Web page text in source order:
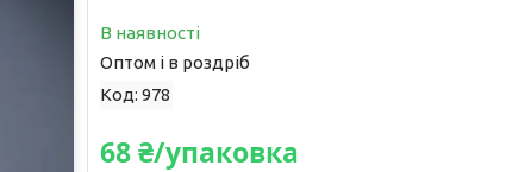
В наявності
Оптом і в роздріб
Код: 978
68 ₴/упаковка